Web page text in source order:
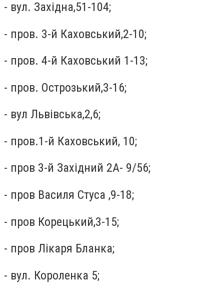
- вул. Західна,51-104;
- пров. 3-й Каховський,2-10;
- пров. 4-й Каховський 1-13;
- пров. Острозький,3-16;
- вул Львівська,2,6;
- пров.1-й Каховський, 10;
- пров 3-й Західний 2А- 9/56;
- пров Василя Стуса ,9-18;
- пров Корецький,3-15;
- пров Лікаря Бланка;
- вул. Короленка 5;